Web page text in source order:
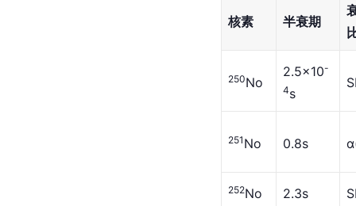
核素 半衰期
250No
2.5×10-
4s
251 No 0.8s
252No 2.3s